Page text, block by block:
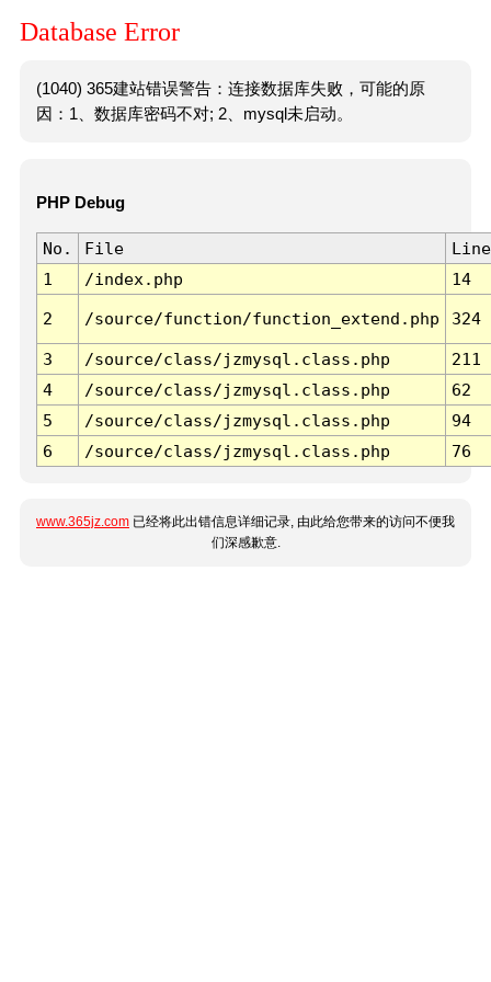
Database Error
(1040) 365建站错误警告：连接数据库失败，可能的原
因：1、数据库密码不对; 2、mysql未启动。
PHP Debug
No. File
Line
1
/index.php 14
2 /source/function/function_extend.php 324
3 /source/class/jzmysql.class.php
211
4
/source/class/jzmysql.class.php
62
5
/source/class/jzmysql.class.php
94
6
/source/class/jzmysql.class.php 76
www.365jz.com 已经将此出错信息详细记录, 由此给您带来的访问不便我
们深感歉意.